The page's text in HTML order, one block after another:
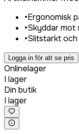
•Ergonomisk
•Skyddar mot
•Slitstarkt
Logga in för att se pris
Onlinelager
I lager
Din butik
I lager